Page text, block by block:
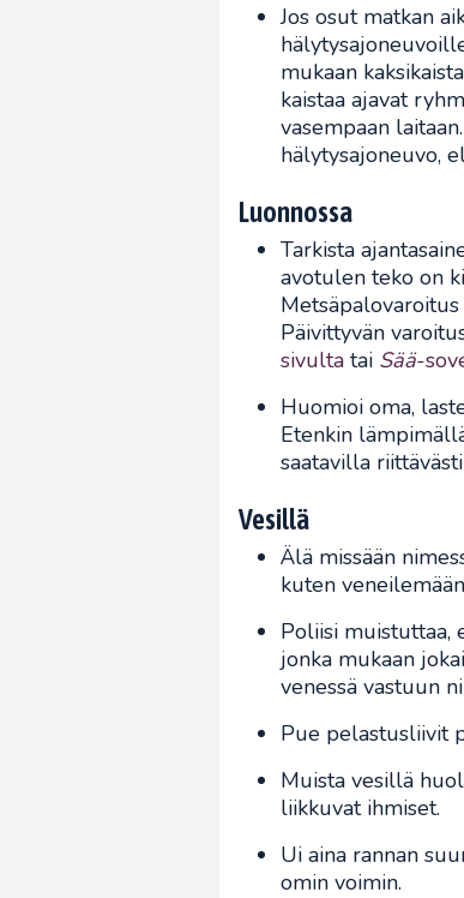
Jos osut matkan
mukaan
kaistaa ajavat
vasempaan
hälytysajoneuvo,
Luonnossa
Tarkista
avotulen teko on
Päivittyvän
sivulta tai Sää-
Huomioi oma,
Etenkin
saatavilla
Vesillä
Älä missään
kuten
Poliisi muistuttaa,
jonka mukaan
venessä vastuun
Pue pelastusliivit
Muista vesillä
liikkuvat ihmiset.
Ui aina rannan
omin voimin.